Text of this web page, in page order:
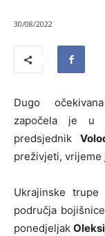
30/08/2022
Dugo
započela je u
predsjednik
preživjeti, vrijeme
Ukrajinske
područja
ponedjeljak